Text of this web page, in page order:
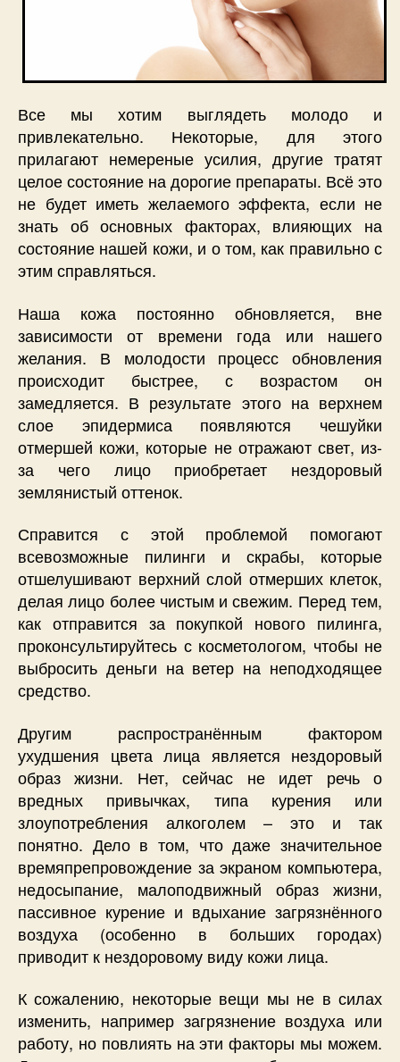
Все мы хотим выглядеть молодо и
привлекательно. Некоторые, для этого
прилагают немереные усилия, другие тратят
целое состояние на дорогие препараты. Всё это
не будет иметь желаемого эффекта, если не
знать об основных факторах, влияющих на
состояние нашей кожи, и о том, как правильно с
этим справляться.
Наша кожа постоянно обновляется, вне
зависимости от времени года или нашего
желания. В молодости процесс обновления
происходит быстрее, с возрастом он
замедляется. В результате этого на верхнем
слое эпидермиса появляются чешуйки
отмершей кожи, которые не отражают свет, из-
за чего лицо приобретает нездоровый
землянистый оттенок.
Справится с этой проблемой помогают
всевозможные пилинги и скрабы, которые
отшелушивают верхний слой отмерших клеток,
делая лицо более чистым и свежим. Перед тем,
как отправится за покупкой нового пилинга,
проконсультируйтесь с косметологом, чтобы не
выбросить деньги на ветер на неподходящее
средство.
Другим распространённым фактором
ухудшения цвета лица является нездоровый
образ жизни. Нет, сейчас не идет речь о
вредных привычках, типа курения или
злоупотребления алкоголем – это и так
понятно. Дело в том, что даже значительное
времяпрепровождение за экраном компьютера,
недосыпание, малоподвижный образ жизни,
пассивное курение и вдыхание загрязнённого
воздуха (особенно в больших городах)
приводит к нездоровому виду кожи лица.
К сожалению, некоторые вещи мы не в силах
изменить, например загрязнение воздуха или
работу, но повлиять на эти факторы мы можем.